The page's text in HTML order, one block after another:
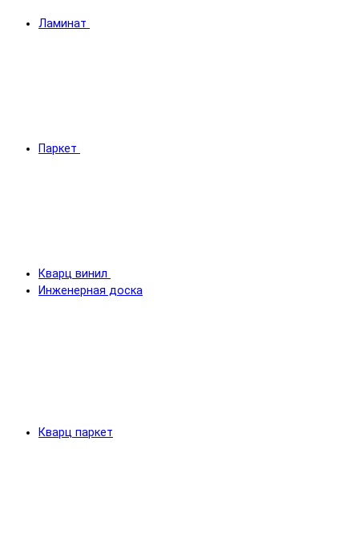
Ламинат
Паркет
Кварц винил
Инженерная доска
Кварц паркет